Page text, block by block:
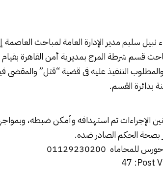
نبيل سليم مدير الإدارة العامة لمباحث
قسم شرطة المرج بمديرية أمن القاهرة
التنفيذ عليه فى قضية “قتل” والمقضى
بدائرة القسم.
الإجراءات تم استهدافه وأمكن ضبطه،
بصحة الحكم الصادر ضده.
01129230200
Post
47